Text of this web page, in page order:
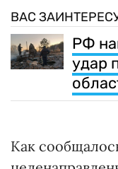
ВАС
РФ
удар
Как